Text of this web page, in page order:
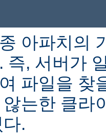
아파치의
즉, 서버가
파일을 찾
는한 클라
.